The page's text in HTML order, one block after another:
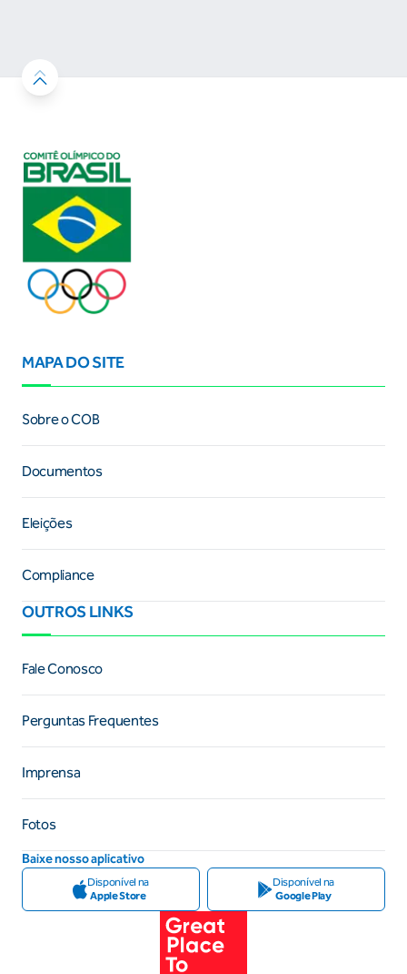
MAPA DO SITE
Sobre o COB
Documentos
Eleições
Compliance
OUTROS LINKS
Fale Conosco
Perguntas Frequentes
Imprensa
Fotos
Baixe nosso aplicativo
Disponível na
Apple Store
Disponível na
Google Play